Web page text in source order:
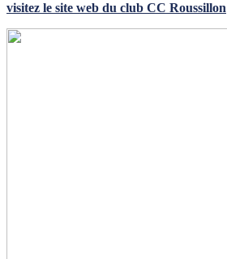
visitez le site web du club CC Roussillon